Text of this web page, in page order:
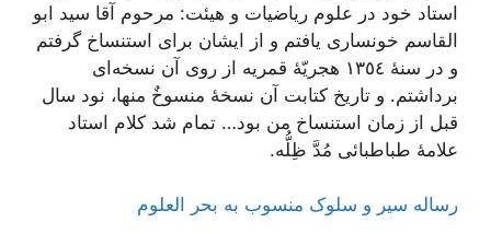
استاد خود در علوم ریاضیات و هیئت: مرحوم آقا سید ابو
القاسم خونسارى یافتم و از ایشان براى استنساخ گرفتم
و در سنۀ ١٣٥٤ هجریّۀ قمریه از روى آن نسخه‌اى
برداشتم. و تاریخ کتابت آن نسخۀ منسوخٌ منها، نود سال
قبل از زمان استنساخ من بود… تمام شد کلام استاد
علامۀ طباطبائى مُدَّ ظِلُّه.
رساله سیر و سلوک منسوب به بحر العلوم